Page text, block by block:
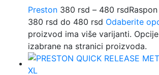
Preston 380 rsd – 480 rsd
380 rsd do 480 rsd Odaberite
proizvod ima više varijanti.
izabrane na stranici proizvoda.